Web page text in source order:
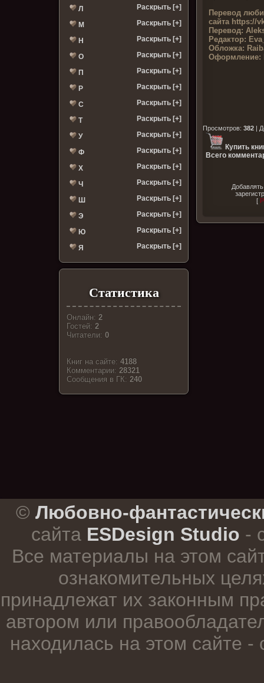
Л Раскрыть [+]
М Раскрыть [+]
Н Раскрыть [+]
О Раскрыть [+]
П Раскрыть [+]
Р Раскрыть [+]
С Раскрыть [+]
Т Раскрыть [+]
У Раскрыть [+]
Ф Раскрыть [+]
Х Раскрыть [+]
Ч Раскрыть [+]
Ш Раскрыть [+]
Э Раскрыть [+]
Ю Раскрыть [+]
Я Раскрыть [+]
Статистика
Онлайн:2
Гостей:2
Читатели:0
Книг на сайте:4188
Комментарии:28321
Cообщения в ГК:240
Перевод
сайта https://
Перевод:
Редактор:
Обложка:
Оформление:
Просмотров:382 |
Купить
Всего
[
© Любовно-
сайта ESDesign Studio -
Все материалы на этом
ознакомительных
принадлежат их законным
автором или
находилась на этом сайте